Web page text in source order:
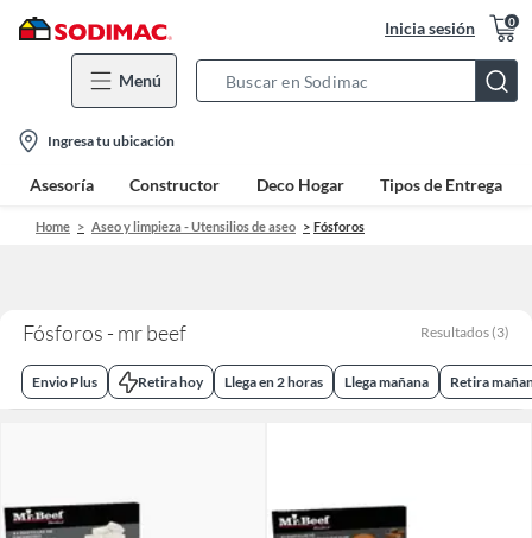
Inicia sesión 0
Menú
Bar
location-
icon
Ingresa tu ubicación
Asesoría Constructor Deco Hogar Tipos de Entrega
Home Aseo y limpieza - Utensilios de aseo Fósforos
Fósforos - mr beef Resultados (3)
Envio Plus Retira hoy Llega en 2 horas Llega mañana Retira